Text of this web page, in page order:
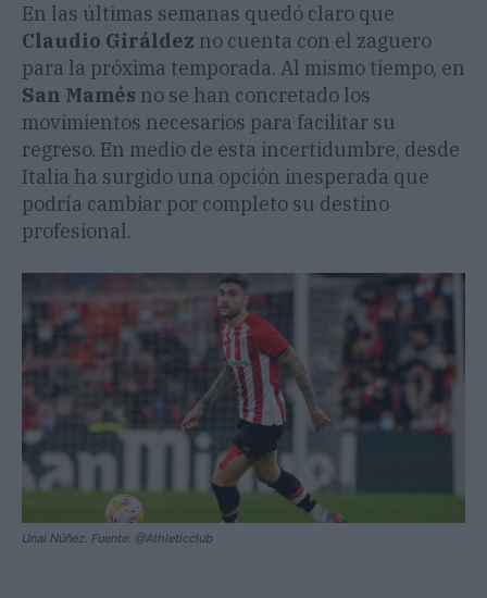
En las últimas semanas quedó claro que
Claudio Giráldez no cuenta con el zaguero
para la próxima temporada. Al mismo tiempo, en
San Mamés no se han concretado los
movimientos necesarios para facilitar su
regreso. En medio de esta incertidumbre, desde
Italia ha surgido una opción inesperada que
podría cambiar por completo su destino
profesional.
Unai Núñez. Fuente: @Athleticclub